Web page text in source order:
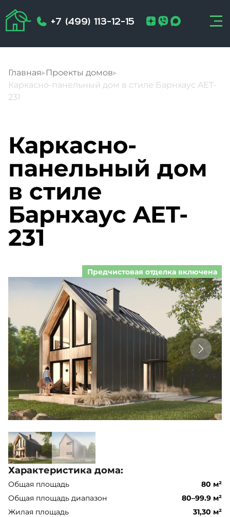
+7 (499) 113-12-15
Главная▸Проекты домов▸
Каркасно-панельный дом в стиле Барнхаус AET-
231
Каркасно-
панельный дом
в стиле
Барнхаус AET-
231
Характеристика дома:
Общая площадь
80 м²
Общая площадь диапазон
80–99.9 м²
Жилая площадь
31,30 м²
Предчистовая отделка включена